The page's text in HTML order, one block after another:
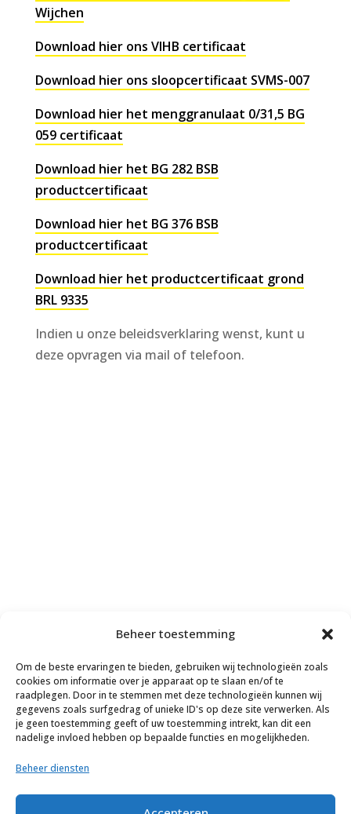
Beheer toestemming
Om de beste ervaringen te bieden, gebruiken wij technologieën zoals
cookies om informatie over je apparaat op te slaan en/of te
raadplegen. Door in te stemmen met deze technologieën kunnen wij
gegevens zoals surfgedrag of unieke ID's op deze site verwerken. Als
je geen toestemming geeft of uw toestemming intrekt, kan dit een
nadelige invloed hebben op bepaalde functies en mogelijkheden.
Beheer diensten
Wijchen
Download hier ons VIHB certificaat
Download hier ons sloopcertificaat SVMS-007
Download hier het menggranulaat 0/31,5 BG
059 certificaat
Download hier het BG 282 BSB
productcertificaat
Download hier het BG 376 BSB
productcertificaat
Download hier het productcertificaat grond
BRL 9335
Indien u onze beleidsverklaring wenst, kunt u
deze opvragen via mail of telefoon.